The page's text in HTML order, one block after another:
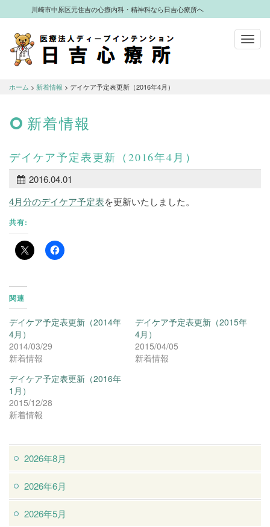
川崎市中原区元住吉の心療内科・精神科なら日吉心療所へ
なら日吉心療所へ
ホーム > 新着情報 > デイケア予定表更新（2016年4月）
新着情報
デイケア予定表更新（2016年4月）
2016.04.01
4月分のデイケア予定表を更新いたしました。
共有:
関連
デイケア予定表更新（2014年
4月）
2014/03/29
新着情報
デイケア予定表更新（2015年
4月）
2015/04/05
新着情報
デイケア予定表更新（2016年
1月）
2015/12/28
新着情報
2026年8月
2026年6月
2026年5月